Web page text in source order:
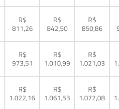
R$
811,26
R$
842,50
R$
850,86
R$
973,51
R$
1.010,99
R$
1.021,03
R$
1.022,16
R$
1.061,53
R$
1.072,08